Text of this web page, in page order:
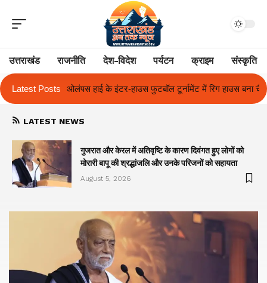
उत्तराखंड राजनीति देश-विदेश पर्यटन क्राइम संस्कृति
Latest Posts
फुटबॉल टूर्नामेंट में रिग हाउस बना चैंपियन तुलाज़ ने रचा इतिहास, संस्थान से
LATEST NEWS
गुजरात और केरल में अतिवृष्टि के कारण दिवंगत हुए लोगों को
मोरारी बापू की श्रद्धांजलि और उनके परिजनों को सहायता
August 5, 2026